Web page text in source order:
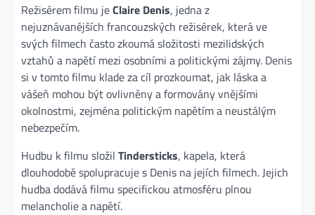
Režisérem filmu jeClaire Denis, jedna z
nejuznávanějších francouzských režisérek, která ve
svých filmech často zkoumá složitosti mezilidských
vztahů a napětí mezi osobními a politickými zájmy. Denis
si v tomto filmu klade za cíl prozkoumat, jak láska a
vášeň mohou být ovlivněny a formovány vnějšími
okolnostmi, zejména politickým napětím a neustálým
nebezpečím.
Hudbu k filmu složil Tindersticks, kapela, která
dlouhodobě spolupracuje s Denis na jejích filmech. Jejich
hudba dodává filmu specifickou atmosféru plnou
melancholie a napětí.